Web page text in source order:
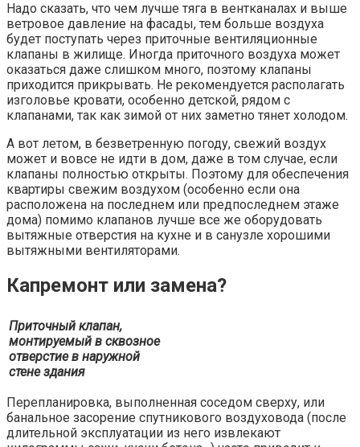
Надо сказать, что чем лучше тяга в вентканалах и выше
ветровое давление на фасады, тем больше воздуха
будет поступать через приточные вентиляционные
клапаны в жилище. Иногда приточного воздуха может
оказаться даже слишком много, поэтому клапаны
приходится прикрывать. Не рекомендуется располагать
изголовье кровати, особенно детской, рядом с
клапанами, так как зимой от них заметно тянет холодом.
А вот летом, в безветренную погоду, свежий воздух
может и вовсе не идти в дом, даже в том случае, если
клапаны полностью открыты. Поэтому для обеспечения
квартиры свежим воздухом (особенно если она
расположена на последнем или предпоследнем этаже
дома) помимо клапанов лучше все же оборудовать
вытяжные отверстия на кухне и в санузле хорошими
вытяжными вентиляторами.
Капремонт или замена?
Приточный клапан,
монтируемый в сквозное
отверстие в наружной
стене здания
Перепланировка, выполненная соседом сверху, или
банальное засорение спутникового воздуховода (после
длительной эксплуатации из него извлекают